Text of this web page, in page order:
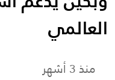
العالمي
منذ 3 أشهر